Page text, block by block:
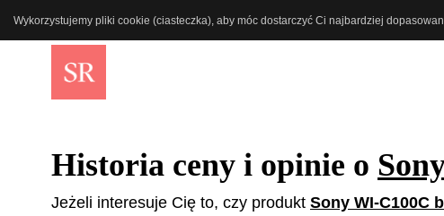
Wykorzystujemy pliki cookie (ciasteczka), aby móc dostarczyć Ci najbardziej
Historia ceny i opinie o
Jeżeli interesuje Cię to, czy produkt Sony WI-C100C